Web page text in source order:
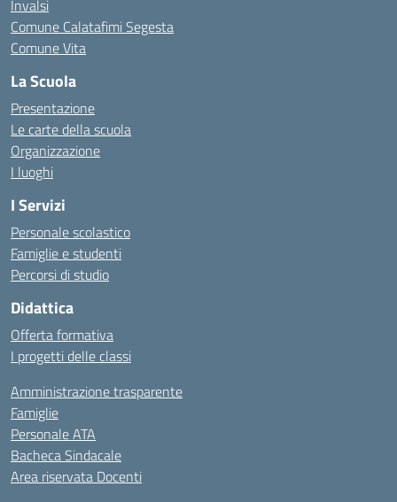
Invalsi
Comune Calatafimi Segesta
Comune Vita
La Scuola
Presentazione
Le carte della scuola
Organizzazione
I luoghi
I Servizi
Personale scolastico
Famiglie e studenti
Percorsi di studio
Didattica
Offerta formativa
I progetti delle classi
Amministrazione trasparente
Famiglie
Personale ATA
Bacheca Sindacale
Area riservata Docenti